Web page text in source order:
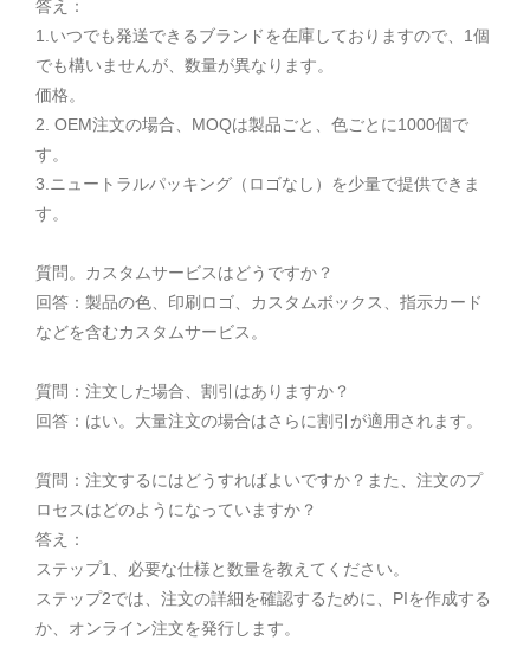
答え：
1.いつでも発送できるブランドを在庫しておりますので、1個
でも構いませんが、数量が異なります。
価格。
2. OEM注文の場合、MOQは製品ごと、色ごとに1000個で
す。
3.ニュートラルパッキング（ロゴなし）を少量で提供できま
す。
質問。カスタムサービスはどうですか？
回答：製品の色、印刷ロゴ、カスタムボックス、指示カード
などを含むカスタムサービス。
質問：注文した場合、割引はありますか？
回答：はい。大量注文の場合はさらに割引が適用されます。
質問：注文するにはどうすればよいですか？また、注文のプ
ロセスはどのようになっていますか？
答え：
ステップ1、必要な仕様と数量を教えてください。
ステップ2では、注文の詳細を確認するために、PIを作成する
か、オンライン注文を発行します。